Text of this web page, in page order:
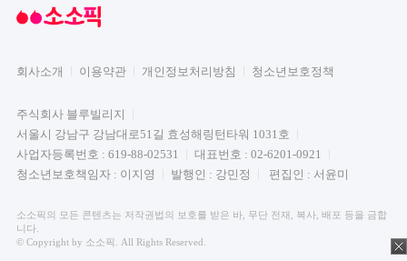
회사소개 이용약관 개인정보처리방침 청소년보호정책
주식회사 블루빌리지
서울시 강남구 강남대로51길 효성해링턴타워 1031호
사업자등록번호 : 619-88-02531
대표번호 : 02-6201-0921
청소년보호책임자 : 이지영
발행인 : 강민정 편집인 : 서윤미
소소픽의 모든 콘텐츠는 저작권법의 보호를 받은 바, 무단 전재, 복사, 배포 등을 금합
니다.
© Copyright by 소소픽. All Rights Reserved.